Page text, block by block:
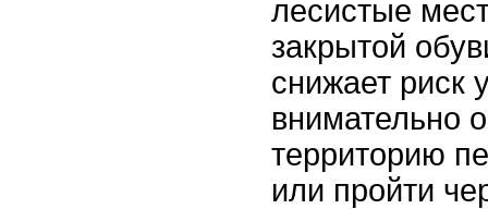
лесистые
закрытой
снижает риск
внимательно
территорию
или пройти